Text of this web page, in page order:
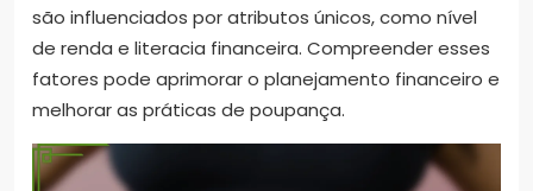
são influenciados por atributos únicos, como nível
de renda e literacia financeira. Compreender esses
fatores pode aprimorar o planejamento financeiro e
melhorar as práticas de poupança.